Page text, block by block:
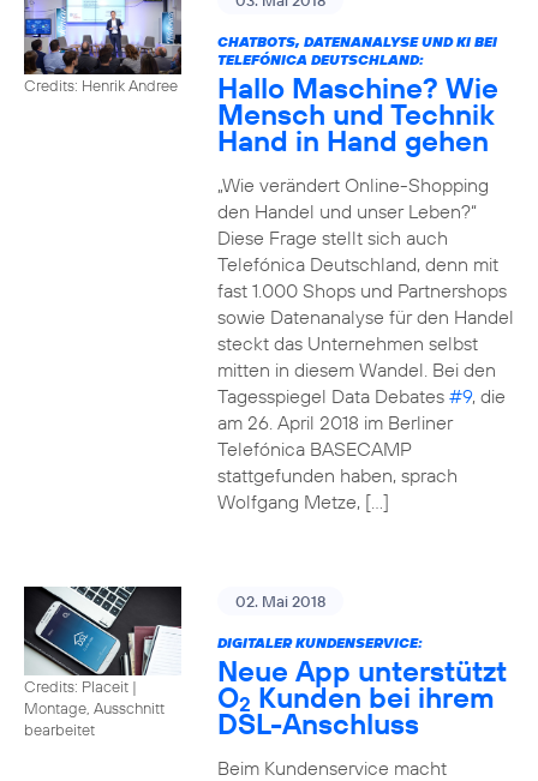
Credits: Henrik Andree
CHATBOTS, DATENANALYSE UND KI BEI
TELEFÓNICA DEUTSCHLAND:
Hallo Maschine? Wie
Mensch und Technik
Hand in Hand gehen
„Wie verändert Online-Shopping
den Handel und unser Leben?“
Diese Frage stellt sich auch
Telefónica Deutschland, denn mit
fast 1.000 Shops und Partnershops
sowie Datenanalyse für den Handel
steckt das Unternehmen selbst
mitten in diesem Wandel. Bei den
Tagesspiegel Data Debates #9, die
am 26. April 2018 im Berliner
Telefónica BASECAMP
stattgefunden haben, sprach
Wolfgang Metze, […]
Credits: Placeit |
Montage, Ausschnitt
bearbeitet
02. Mai 2018
DIGITALER KUNDENSERVICE:
Neue App unterstützt
O2 Kunden bei ihrem
DSL-Anschluss
Beim Kundenservice macht